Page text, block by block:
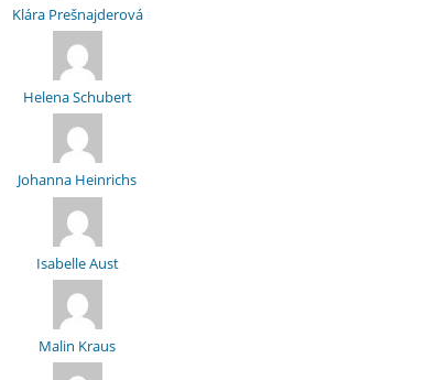
Klára Prešnajderová
Helena Schubert
Johanna Heinrichs
Isabelle Aust
Malin Kraus